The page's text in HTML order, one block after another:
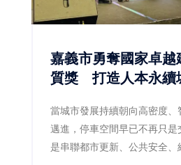
嘉義市勇奪國家卓越
質獎 打造人本永續
當城市發展持續朝向高密度、
邁進，停車空間早已不再只是
是串聯都市更新、公共安全、